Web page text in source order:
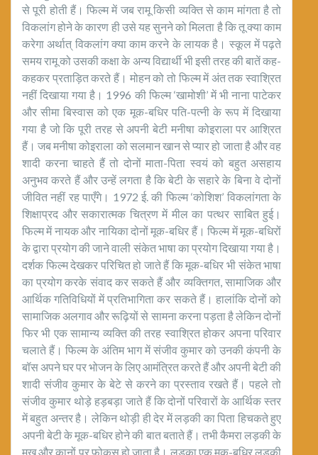
से पूरी होती हैं। फिल्म में जब रामू किसी व्यक्ति से काम मांगता है तो
विकलांग होने के कारण ही उसे यह सुनने को मिलता है कि तू क्या काम
करेगा अर्थात् विकलांग क्या काम करने के लायक है। स्कूल में पढ़ते
समय रामू को उसकी कक्षा के अन्य विद्यार्थी भी इसी तरह की बातें कह-
कहकर प्रताड़ित करते हैं। मोहन को तो फिल्म में अंत तक स्वाश्रित
नहीं दिखाया गया है। 1996 की फिल्म ‘खामोशी’ में भी नाना पाटेकर
और सीमा बिस्वास को एक मूक-बधिर पति-पत्नी के रूप में दिखाया
गया है जो कि पूरी तरह से अपनी बेटी मनीषा कोइराला पर आश्रित
हैं। जब मनीषा कोइराला को सलमान खान से प्यार हो जाता है और वह
शादी करना चाहते हैं तो दोनों माता-पिता स्वयं को बहुत असहाय
अनुभव करते हैं और उन्हें लगता है कि बेटी के सहारे के बिना वे दोनों
जीवित नहीं रह पाएँगे। 1972 ई. की फिल्म ‘कोशिश’ विकलांगता के
शिक्षाप्रद और सकारात्मक चित्रण में मील का पत्थर साबित हुई।
फिल्म में नायक और नायिका दोनों मूक-बधिर हैं। फिल्म में मूक-बधिरों
के द्वारा प्रयोग की जाने वाली संकेत भाषा का प्रयोग दिखाया गया है।
दर्शक फिल्म देखकर परिचित हो जाते हैं कि मूक-बधिर भी संकेत भाषा
का प्रयोग करके संवाद कर सकते हैं और व्यक्तिगत, सामाजिक और
आर्थिक गतिविधियों में प्रतिभागिता कर सकते हैं। हालांकि दोनों को
सामाजिक अलगाव और रूढ़ियों से सामना करना पड़ता है लेकिन दोनों
फिर भी एक सामान्य व्यक्ति की तरह स्वाश्रित होकर अपना परिवार
चलाते हैं। फिल्म के अंतिम भाग में संजीव कुमार को उनकी कंपनी के
बॉस अपने घर पर भोजन के लिए आमंत्रित करते हैं और अपनी बेटी की
शादी संजीव कुमार के बेटे से करने का प्रस्ताव रखते हैं। पहले तो
संजीव कुमार थोड़े हड़बड़ा जाते हैं कि दोनों परिवारों के आर्थिक स्तर
में बहुत अन्तर है। लेकिन थोड़ी ही देर में लड़की का पिता हिचकते हुए
अपनी बेटी के मूक-बधिर होने की बात बताते हैं। तभी कैमरा लड़की के
मुख और कानों पर फोकस हो जाता है। लड़का एक मूक-बधिर लड़की